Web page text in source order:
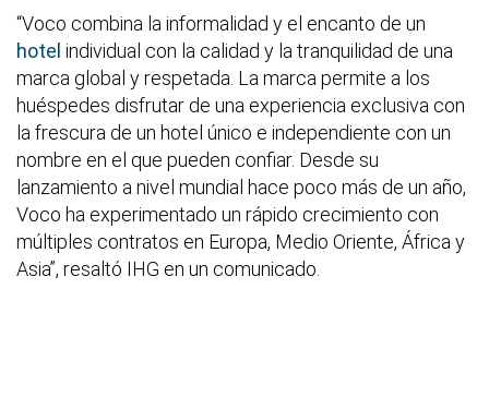
“Voco combina la informalidad y el encanto de un
hotel individual con la calidad y la tranquilidad de una
marca global y respetada. La marca permite a los
huéspedes disfrutar de una experiencia exclusiva con
la frescura de un hotel único e independiente con un
nombre en el que pueden confiar. Desde su
lanzamiento a nivel mundial hace poco más de un año,
Voco ha experimentado un rápido crecimiento con
múltiples contratos en Europa, Medio Oriente, África y
Asia”, resaltó IHG en un comunicado.